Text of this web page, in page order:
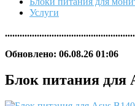
Услуги
Обновлено: 06.08.26 01:06
Блок питания для